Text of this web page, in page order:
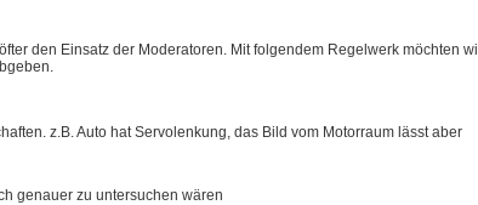
den Einsatz der Moderatoren. Mit folgendem Regelwerk möchten
z.B. Auto hat Servolenkung, das Bild vom Motorraum lässt aber
genauer zu untersuchen wären